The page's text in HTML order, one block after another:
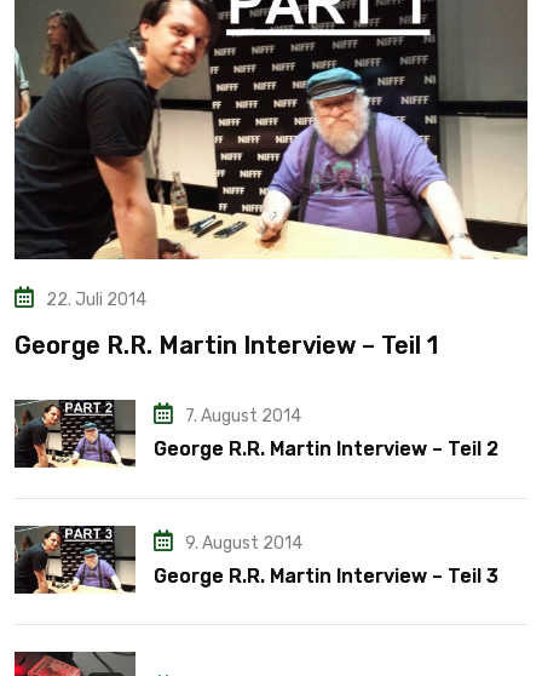
22. Juli 2014
George R.R. Martin Interview – Teil 1
7. August 2014
George R.R. Martin Interview – Teil 2
9. August 2014
George R.R. Martin Interview – Teil 3